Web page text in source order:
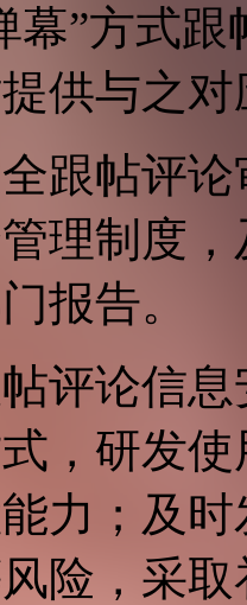
幕”方式
供与之
全跟帖评
理制度
报告。
帖评论信
，研发
力；及
险，采